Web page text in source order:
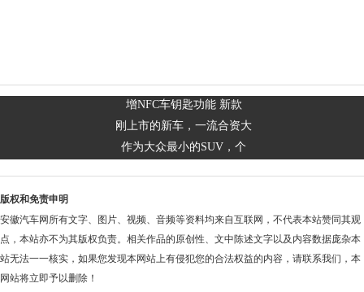
增NFC车钥匙功能 新款
刚上市的新车，一流合资大
作为大众最小的SUV，个
版权和免责申明
安徽汽车网所有文字、图片、视频、音频等资料均来自互联网，不代表本站赞同其观
点，本站亦不为其版权负责。相关作品的原创性、文中陈述文字以及内容数据庞杂本
站无法一一核实，如果您发现本网站上有侵犯您的合法权益的内容，请联系我们，本
网站将立即予以删除！